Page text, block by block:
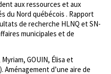
aux ressources et aux
du Nord québécois . Rapport
de recherche HLNQ et SN-
municipales et de
GOUIN, Élisa et
Aménagement d’une aire de